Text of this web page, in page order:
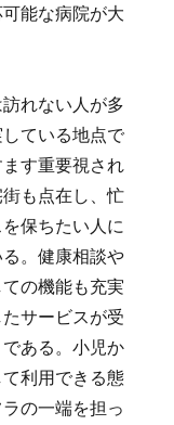
能な病院が大
れない人が多
ている地点で
す重要視され
も点在し、忙
保ちたい人に
。健康相談や
の機能も充実
サービスが受
ある。小児か
利用できる態
の一端を担っ